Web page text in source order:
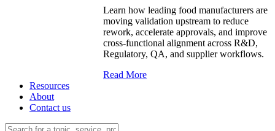
Learn how leading food manufacturers are
moving validation upstream to reduce
rework, accelerate approvals, and improve
cross-functional alignment across R&D,
Regulatory, QA, and supplier workflows.
Read More
Resources
About
Contact us